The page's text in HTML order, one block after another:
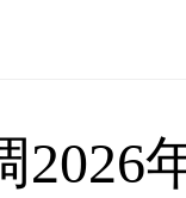
2026